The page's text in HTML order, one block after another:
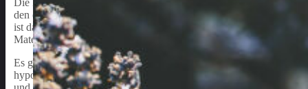
Die Babyschale wird in der Regel in Autos verwendet, um Babys
den optimalen Schutz für das Baby zu bieten und gleichzeitig
ist das äußere Material, das sowohl Schutz- als auch
Materialien bestehen, um den Bedürfnissen der Eltern gerecht zu
Es gibt verschiedene Materialien und Designs, aus denen Bezüge
hypoallergenen Stoffen gefertigt, die ideal für empfindliche